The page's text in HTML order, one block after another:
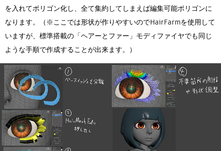
を入れてポリゴン化し、全て集約してしまえば編集可能ポリゴンに
なります。（※ここでは形状が作りやすいのでHairFarmを使用して
いますが、標準搭載の「ヘアーとファー」モディファイヤでも同じ
ような手順で作成することが出来ます。）